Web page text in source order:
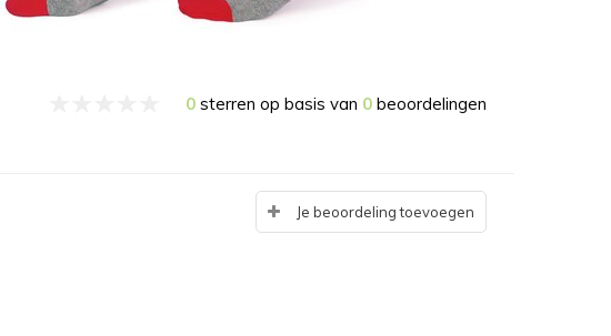
0 sterren op basis van 0 beoordelingen
Je beoordeling toevoegen